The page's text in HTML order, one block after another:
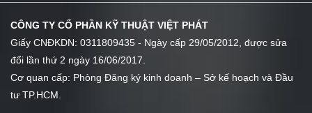
CÔNG TY CỔ PHẦN KỸ THUẬT VIỆT PHÁT
Giấy CNĐKDN: 0311809435 - Ngày cấp 29/05/2012, được sửa
đổi lần thứ 2 ngày 16/06/2017.
Cơ quan cấp: Phòng Đăng ký kinh doanh – Sở kế hoạch và Đầu
tư TP.HCM.